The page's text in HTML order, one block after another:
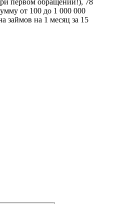
от 100 до 1 000 000
займов на 1 месяц за 15